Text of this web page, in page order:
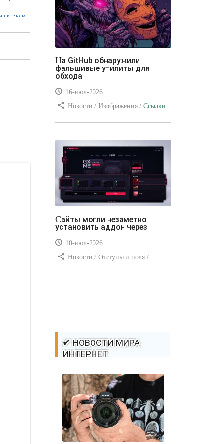
нам.
На GitHub обнаружили
фальшивые утилиты для
обхода
16-июл-2026
Новости / Изображения / Ссылки
Сайты могли незаметно
установить аддон через
10-июл-2026
Новости / Отступы и поля /
✔ НОВОСТИ МИРА
ИНТЕРНЕТ